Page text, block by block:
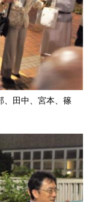
、田中、宮本、篠